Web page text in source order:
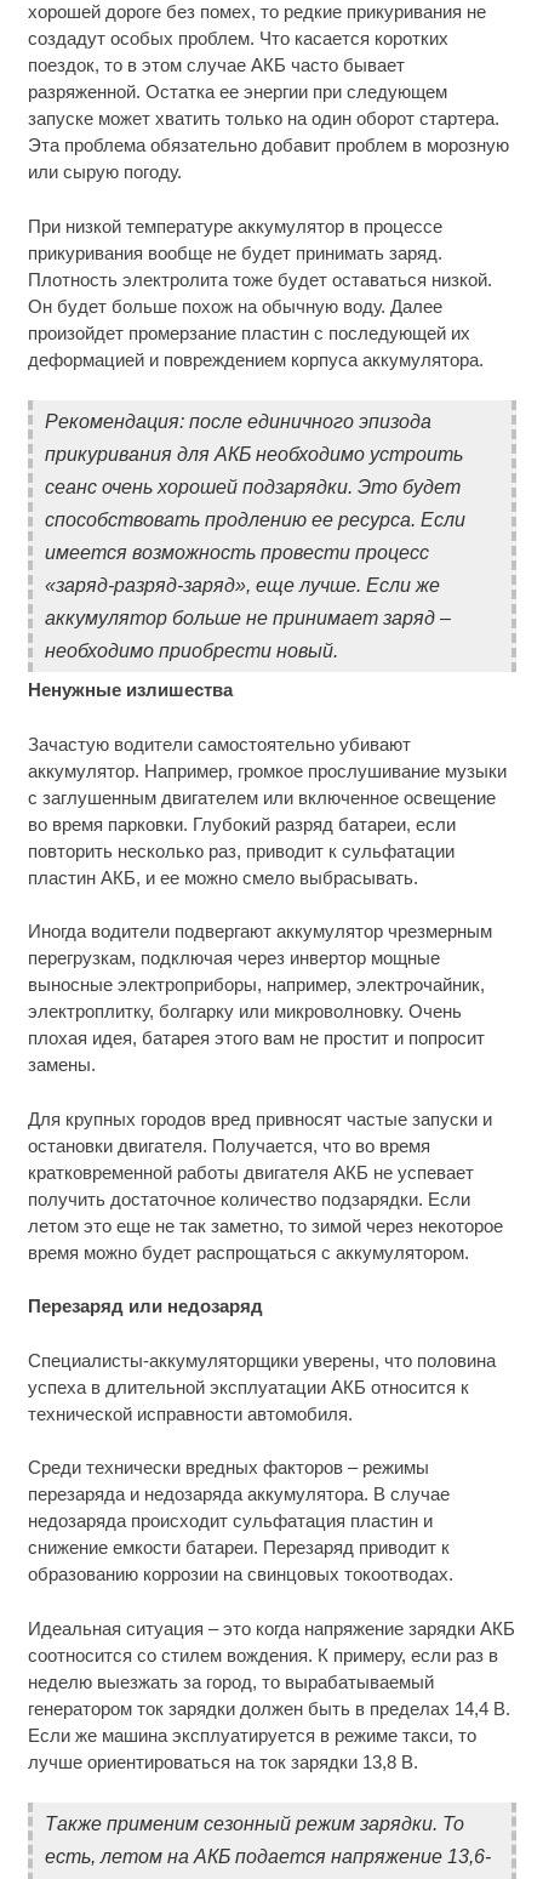
хорошей дороге без помех, то редкие прикуривания не
создадут особых проблем. Что касается коротких
поездок, то в этом случае АКБ часто бывает
разряженной. Остатка ее энергии при следующем
запуске может хватить только на один оборот стартера.
Эта проблема обязательно добавит проблем в морозную
или сырую погоду.
При низкой температуре аккумулятор в процессе
прикуривания вообще не будет принимать заряд.
Плотность электролита тоже будет оставаться низкой.
Он будет больше похож на обычную воду. Далее
произойдет промерзание пластин с последующей их
деформацией и повреждением корпуса аккумулятора.
Рекомендация: после единичного эпизода
прикуривания для АКБ необходимо устроить
сеанс очень хорошей подзарядки. Это будет
способствовать продлению ее ресурса. Если
имеется возможность провести процесс
«заряд-разряд-заряд», еще лучше. Если же
аккумулятор больше не принимает заряд –
необходимо приобрести новый.
Ненужные излишества
Зачастую водители самостоятельно убивают
аккумулятор. Например, громкое прослушивание музыки
с заглушенным двигателем или включенное освещение
во время парковки. Глубокий разряд батареи, если
повторить несколько раз, приводит к сульфатации
пластин АКБ, и ее можно смело выбрасывать.
Иногда водители подвергают аккумулятор чрезмерным
перегрузкам, подключая через инвертор мощные
выносные электроприборы, например, электрочайник,
электроплитку, болгарку или микроволновку. Очень
плохая идея, батарея этого вам не простит и попросит
замены.
Для крупных городов вред привносят частые запуски и
остановки двигателя. Получается, что во время
кратковременной работы двигателя АКБ не успевает
получить достаточное количество подзарядки. Если
летом это еще не так заметно, то зимой через некоторое
время можно будет распрощаться с аккумулятором.
Перезаряд или недозаряд
Специалисты-аккумуляторщики уверены, что половина
успеха в длительной эксплуатации АКБ относится к
технической исправности автомобиля.
Среди технически вредных факторов – режимы
перезаряда и недозаряда аккумулятора. В случае
недозаряда происходит сульфатация пластин и
снижение емкости батареи. Перезаряд приводит к
образованию коррозии на свинцовых токоотводах.
Идеальная ситуация – это когда напряжение зарядки АКБ
соотносится со стилем вождения. К примеру, если раз в
неделю выезжать за город, то вырабатываемый
генератором ток зарядки должен быть в пределах 14,4 В.
Если же машина эксплуатируется в режиме такси, то
лучше ориентироваться на ток зарядки 13,8 В.
Также применим сезонный режим зарядки. То
есть, летом на АКБ подается напряжение 13,6-